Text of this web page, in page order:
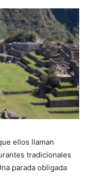
ellos llaman
tradicionales
parada obligada